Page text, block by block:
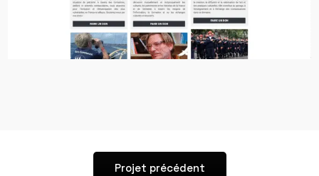
Projet précédent